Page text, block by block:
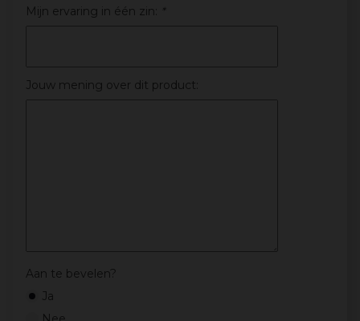
Mijn ervaring in één zin: *
Jouw mening over dit product:
Aan te bevelen?
Ja